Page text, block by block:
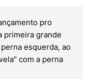
pro
primeira grande
esquerda, ao
com a perna